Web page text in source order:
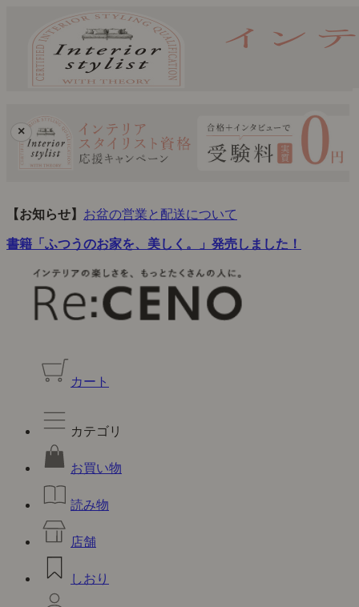
×
【お知らせ】 お盆の営業と配送について
書籍「ふつうのお家を、美しく。」発売しました！
カート
カテゴリ
お買い物
読み物
店舗
しおり